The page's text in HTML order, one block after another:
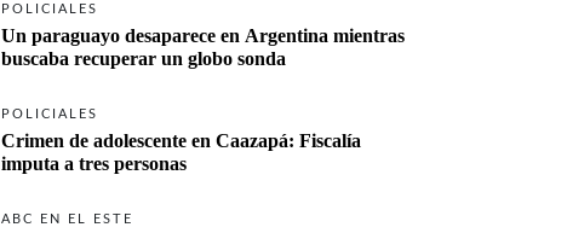
POLICIALES
Un paraguayo desaparece en Argentina mientras
POLICIALES
Crimen de adolescente en Caazapá: Fiscalía
ABC EN EL ESTE